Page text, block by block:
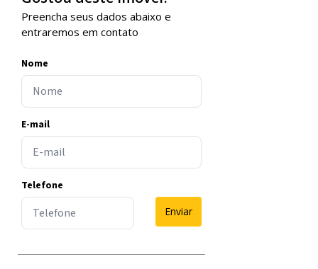
Preencha seus dados abaixo e
entraremos em contato
Nome
E-mail
Telefone
Enviar